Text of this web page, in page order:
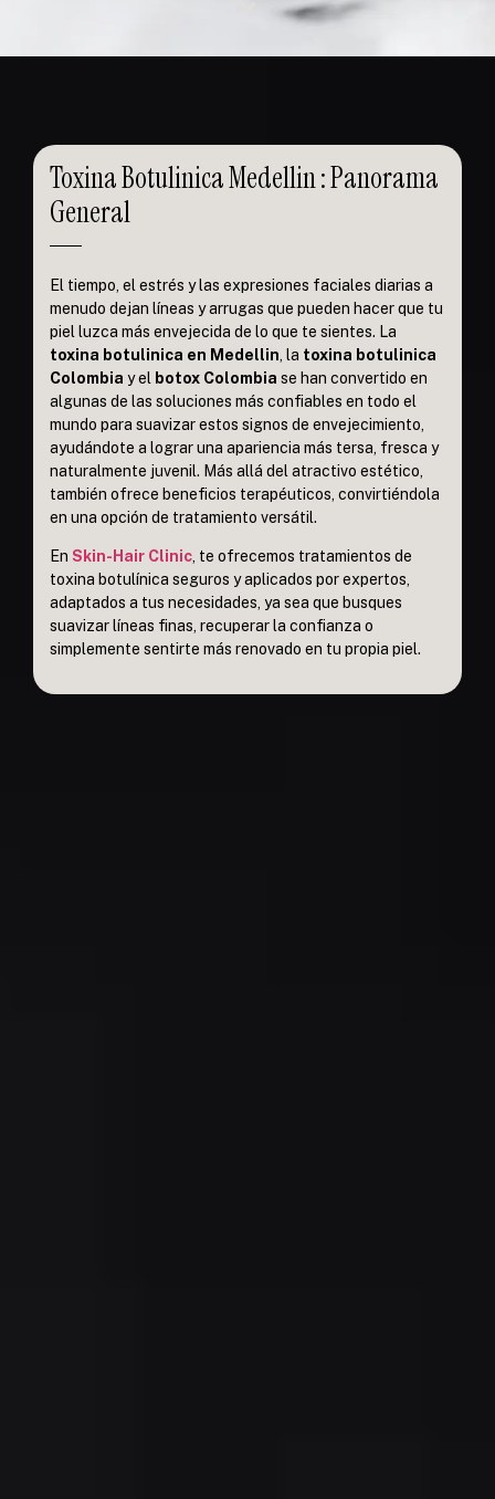
Toxina Botulinica Medellin : Panorama
General
El tiempo, el estrés y las expresiones faciales diarias a
menudo dejan líneas y arrugas que pueden hacer que tu
piel luzca más envejecida de lo que te sientes. La
toxina botulinica en Medellin , la toxina botulinica
Colombia y el botox Colombia se han convertido en
algunas de las soluciones más confiables en todo el
mundo para suavizar estos signos de envejecimiento,
ayudándote a lograr una apariencia más tersa, fresca y
naturalmente juvenil. Más allá del atractivo estético,
también ofrece beneficios terapéuticos, convirtiéndola
en una opción de tratamiento versátil.
En Skin-Hair Clinic, te ofrecemos tratamientos de
toxina botulínica seguros y aplicados por expertos,
adaptados a tus necesidades, ya sea que busques
suavizar líneas finas, recuperar la confianza o
simplemente sentirte más renovado en tu propia piel.